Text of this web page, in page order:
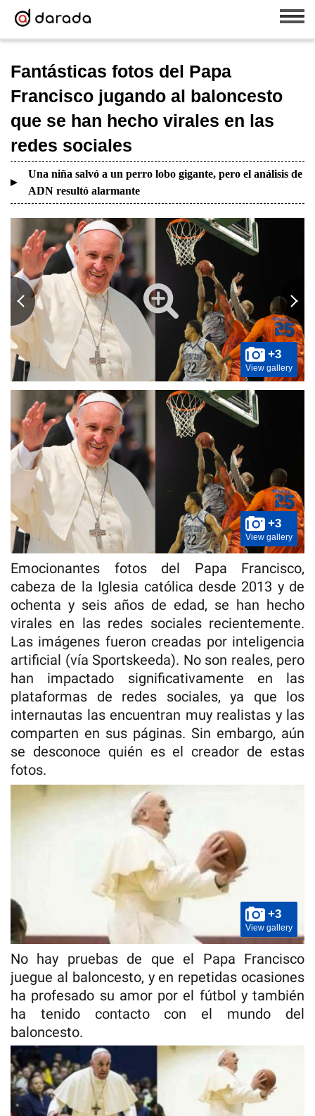
Fantásticas fotos del Papa
Francisco jugando al baloncesto
que se han hecho virales en las
redes sociales
Una niña salvó a un perro lobo gigante, pero el análisis de
ADN resultó alarmante
+3
View gallery
+3
View gallery
Emocionantes fotos del Papa Francisco,
cabeza de la Iglesia católica desde 2013 y de
ochenta y seis años de edad, se han hecho
virales en las redes sociales recientemente.
Las imágenes fueron creadas por inteligencia
artificial (vía Sportskeeda). No son reales, pero
han impactado significativamente en las
plataformas de redes sociales, ya que los
internautas las encuentran muy realistas y las
comparten en sus páginas. Sin embargo, aún
se desconoce quién es el creador de estas
fotos.
+3
View gallery
No hay pruebas de que el Papa Francisco
juegue al baloncesto, y en repetidas ocasiones
ha profesado su amor por el fútbol y también
ha tenido contacto con el mundo del
baloncesto.